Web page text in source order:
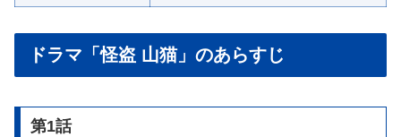
ドラマ「怪盗 山猫」のあらすじ
第1話